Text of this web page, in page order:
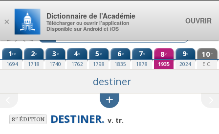
Aller au contenu
1re
1694
2e
1718
3e
1740
4e
1762
5e
1798
6e
1835
7e
1878
8e
1935
9e
2024
10e
E.C.
destiner
8eÉDITION DESTINER. v. tr.
×
Dictionnaire de l’Académie
Télécharger ou ouvrir l’application
Disponible sur Android et iOS
OUVRIR